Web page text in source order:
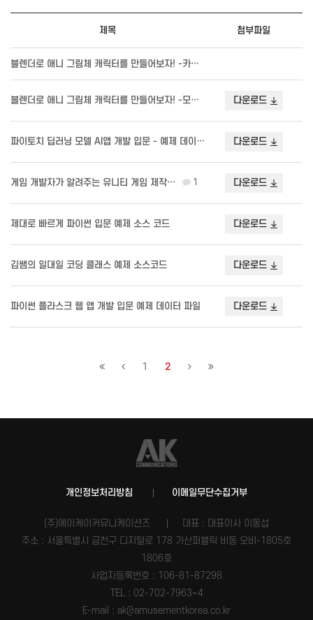
제목 첨부파일
블렌더로 애니 그림체 캐릭터를 만들어보자! -카툰 렌더…
블렌더로 애니 그림체 캐릭터를 만들어보자! -모델링편 … 다운로드
파이토치 딥러닝 모델 AI앱 개발 입문 - 예제 데이터… 다운로드
1
게임 개발자가 알려주는 유니티 게임 제작 입문 완성 예… 다운로드
제대로 빠르게 파이썬 입문 예제 소스 코드 다운로드
김쌤의 일대일 코딩 클래스 예제 소스코드 다운로드
파이썬 플라스크 웹 앱 개발 입문 예제 데이터 파일 다운로드
1 2
개인정보처리방침 이메일무단수집거부
(주)에이케이커뮤니케이션즈
대표 : 대표이사 이동섭
주소 : 서울특별시 금천구 디지털로 178 가산퍼블릭 비동 오비-1805호
1806호
사업자등록번호 : 106-81-87298
TEL : 02-702-7963~4
E-mail : ak@amusementkorea.co.kr